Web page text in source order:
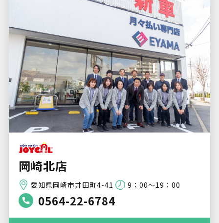
岡崎北店
愛知県岡崎市井田町4-41 9：00～19：00
0564-22-6784